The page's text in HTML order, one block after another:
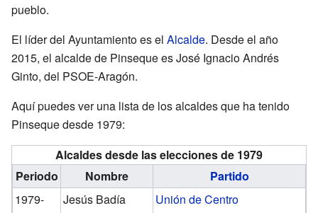
pueblo.
El líder del Ayuntamiento es el Alcalde. Desde el año
2015, el alcalde de Pinseque es José Ignacio Andrés
Ginto, del PSOE-Aragón.
Aquí puedes ver una lista de los alcaldes que ha tenido
Pinseque desde 1979:
Alcaldes desde las elecciones de 1979
Periodo
Nombre
Partido
1979-
Jesús Badía
Unión de Centro